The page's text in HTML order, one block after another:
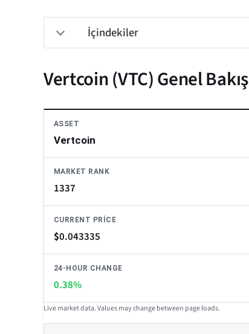
İçindekiler
Vertcoin (VTC) Genel Bakış
ASSET
Vertcoin
MARKET RANK
1337
CURRENT PRICE
$0.043335
24-HOUR CHANGE
0.38%
Live market data. Values may change between page loads.